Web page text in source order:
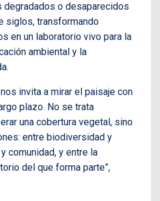
o desaparecidos
siglos, transformando
en un laboratorio vivo para la
ambiental y la
invita a mirar el paisaje con
plazo. No se trata
una cobertura vegetal, sino
entre biodiversidad y
comunidad, y entre la
del que forma parte”,